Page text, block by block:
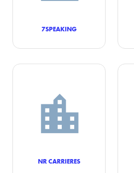
7SPEAKING
NR CARRIERES